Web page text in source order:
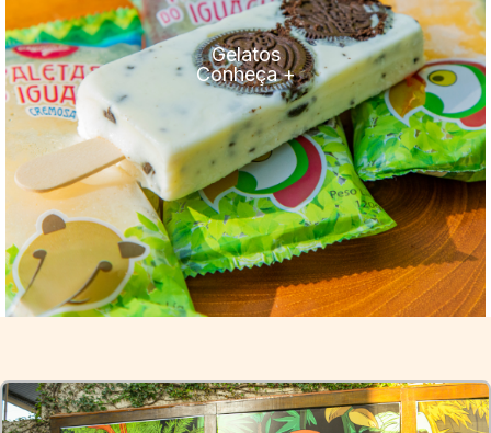
Gelatos
Conheça +